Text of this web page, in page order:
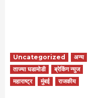
Uncategorized
अन्य
ताज्या घडामोडी
ब्रेकिंग न्युज
महाराष्ट्र
मुंबई राजकीय